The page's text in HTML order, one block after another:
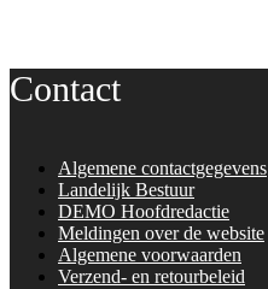
Contact
Algemene contactgegevens
Landelijk Bestuur
DEMO Hoofdredactie
Meldingen over de website
Algemene voorwaarden
Verzend- en retourbeleid